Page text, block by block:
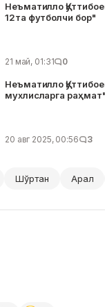
Неъматилло
12та футболчи бор"
21 май, 01:31 0
Неъматилло
мухлисларга раҳмат"
20 авг 2025, 00:56 3
Шўртан Арал